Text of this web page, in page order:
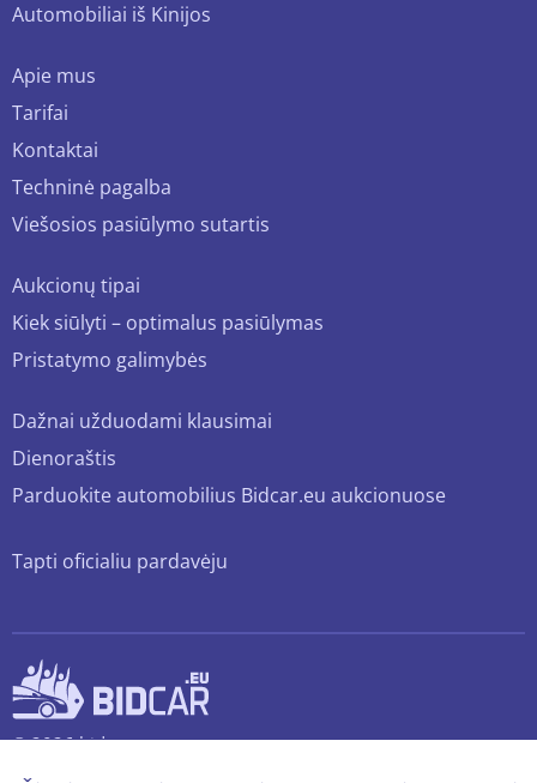
Automobiliai iš Kinijos
Apie mus
Tarifai
Kontaktai
Techninė pagalba
Viešosios pasiūlymo sutartis
Aukcionų tipai
Kiek siūlyti – optimalus pasiūlymas
Pristatymo galimybės
Dažnai užduodami klausimai
Dienoraštis
Parduokite automobilius Bidcar.eu aukcionuose
Tapti oficialiu pardavėju
© 2026 bidcar.eu